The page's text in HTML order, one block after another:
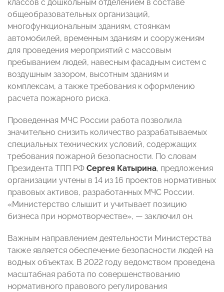
классов с дошкольным отделением в составе
общеобразовательных организаций,
многофункциональным зданиям, стоянкам
автомобилей, временным зданиям и сооружениям
для проведения мероприятий с массовым
пребыванием людей, навесным фасадным систем с
воздушным зазором, высотным зданиям и
комплексам, а также требования к оформлению
расчета пожарного риска.
Проведенная МЧС России работа позволила
значительно снизить количество разрабатываемых
специальных технических условий, содержащих
требования пожарной безопасности. По словам
Президента ТПП РФ Сергея Катырина, предложения
организации учтены в 14 из 16 проектов нормативных
правовых активов, разработанных МЧС России.
«Министерство слышит и учитывает позицию
бизнеса при нормотворчестве», — заключил он.
Важным направлением деятельности Министерства
также является обеспечение безопасности людей на
водных объектах. В 2022 году ведомством проведена
масштабная работа по совершенствованию
нормативного правового регулирования